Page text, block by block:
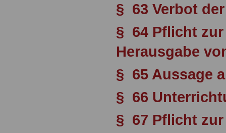
§ 63 Verbot
§ 64 Pflicht
Herausgabe
§ 65 Aussage
§ 66
§ 67 Pflicht